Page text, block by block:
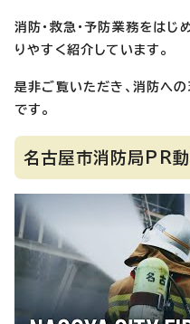
消防・救急・予防業務をはじ
りやすく紹介しています。
是非ご覧いただき、消防へ
です。
名古屋市消防局PR